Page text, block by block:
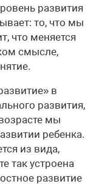
развития
то, что мы
что меняется
смысле,
в
развития,
мы
ребенка.
из вида,
так устроена
развитие